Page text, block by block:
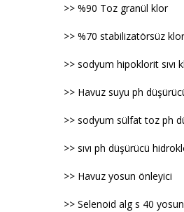
>> %90 Toz granül klor
>> %70 stabilizatörsüz
>> sodyum hipoklorit sıvı
>> Havuz suyu ph
>> sodyum sülfat toz ph
>> sıvı ph düşürücü
>> Havuz yosun önleyici
>> Selenoid alg s 40